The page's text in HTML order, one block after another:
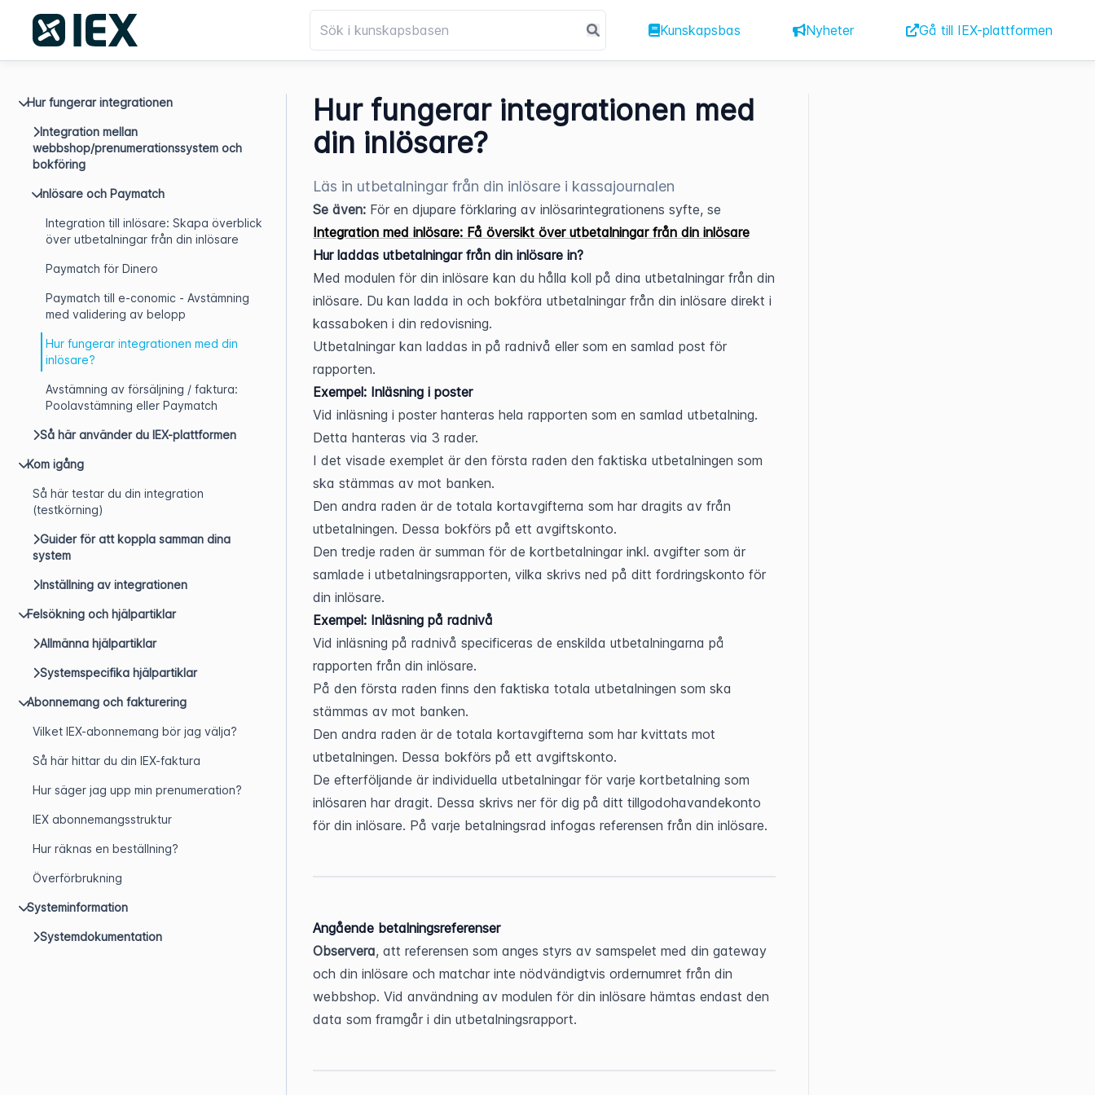
Kunskapsbas Nyheter Gå till IEX-plattformen
Hur fungerar integrationen
Integration mellan
webbshop/prenumerationssystem och
bokföring
Inlösare och Paymatch
Integration till inlösare: Skapa överblick
över utbetalningar från din inlösare
Paymatch för Dinero
Paymatch till e-conomic - Avstämning
med validering av belopp
Hur fungerar integrationen med din
inlösare?
Avstämning av försäljning / faktura:
Poolavstämning eller Paymatch
Så här använder du IEX-plattformen
Kom igång
Så här testar du din integration
(testkörning)
Guider för att koppla samman dina
system
Inställning av integrationen
Felsökning och hjälpartiklar
Allmänna hjälpartiklar
Systemspecifika hjälpartiklar
Abonnemang och fakturering
Vilket IEX-abonnemang bör jag välja?
Så här hittar du din IEX-faktura
Hur säger jag upp min prenumeration?
IEX abonnemangsstruktur
Hur räknas en beställning?
Överförbrukning
Systeminformation
Systemdokumentation
Hur fungerar integrationen med
din inlösare?
Läs in utbetalningar från din inlösare i kassajournalen
Se även:
Integration med inlösare: Få översikt över utbetalningar från din inlösare
Hur laddas utbetalningar från din inlösare in?
Med modulen för din inlösare kan du hålla koll på dina utbetalningar från din
inlösare. Du kan ladda in och bokföra utbetalningar från din inlösare direkt i
kassaboken i din redovisning.
Utbetalningar kan laddas in på radnivå eller som en samlad post för
rapporten.
Exempel: Inläsning i poster
Vid inläsning i poster hanteras hela rapporten som en samlad utbetalning.
Detta hanteras via 3 rader.
I det visade exemplet är den första raden den faktiska utbetalningen som
ska stämmas av mot banken.
Den andra raden är de totala kortavgifterna som har dragits av från
utbetalningen. Dessa bokförs på ett avgiftskonto.
Den tredje raden är summan för de kortbetalningar inkl. avgifter som är
samlade i utbetalningsrapporten, vilka skrivs ned på ditt fordringskonto för
din inlösare.
Exempel: Inläsning på radnivå
Vid inläsning på radnivå specificeras de enskilda utbetalningarna på
rapporten från din inlösare.
På den första raden finns den faktiska totala utbetalningen som ska
stämmas av mot banken.
Den andra raden är de totala kortavgifterna som har kvittats mot
utbetalningen. Dessa bokförs på ett avgiftskonto.
De efterföljande är individuella utbetalningar för varje kortbetalning som
inlösaren har dragit. Dessa skrivs ner för dig på ditt tillgodohavandekonto
för din inlösare. På varje betalningsrad infogas referensen från din inlösare.
Angående betalningsreferenser
Observera, att referensen som anges styrs av samspelet med din gateway
och din inlösare och matchar inte nödvändigtvis ordernumret från din
webbshop. Vid användning av modulen för din inlösare hämtas endast den
data som framgår i din utbetalningsrapport.